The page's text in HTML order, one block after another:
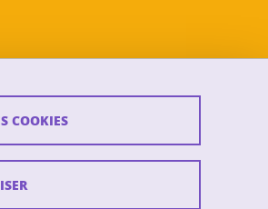
COOKIES